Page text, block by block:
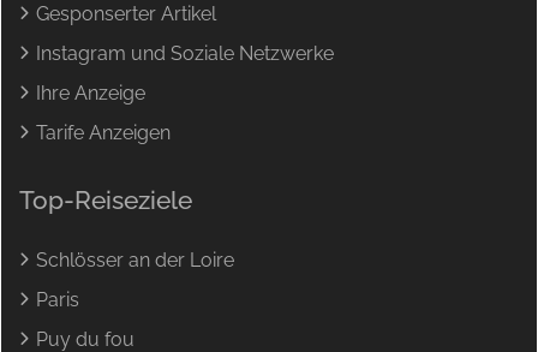
Gesponserter Artikel
Instagram und Soziale Netzwerke
Ihre Anzeige
Tarife Anzeigen
Top-Reiseziele
Schlösser an der Loire
Paris
Puy du fou